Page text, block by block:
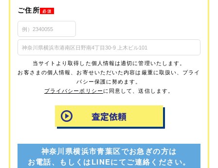
ご住所 必須
当サイトより取得した個人情報は適切に管理いたします。
お客さまの個人情報、お寄せいただいた内容は厳重に取扱い、プライ
バシー保護に努めます。
プライバシーポリシーに同意して、送信します。
神奈川県横浜市青葉区でお急ぎの方は
お電話、もしくはLINEにてご連絡ください。